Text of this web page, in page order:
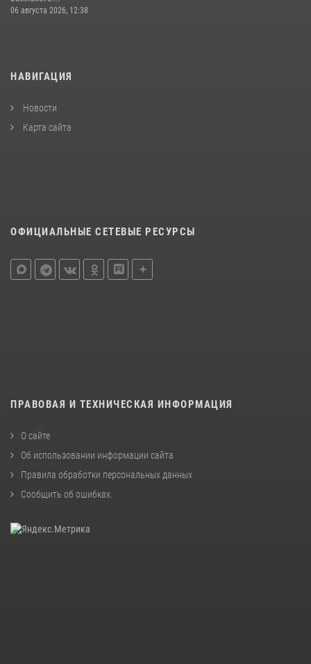
06 августа 2026, 12:38
НАВИГАЦИЯ
Новости
Карта сайта
ОФИЦИАЛЬНЫЕ СЕТЕВЫЕ РЕСУРСЫ
ПРАВОВАЯ И ТЕХНИЧЕСКАЯ ИНФОРМАЦИЯ
О сайте
Об использовании информации сайта
Правила обработки персональных данных
Сообщить об ошибках.